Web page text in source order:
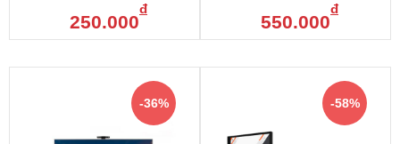
250.000
đ
550.000
đ
-36% -58%